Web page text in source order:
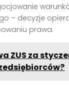
– decyzje
prawa.
ZUS za